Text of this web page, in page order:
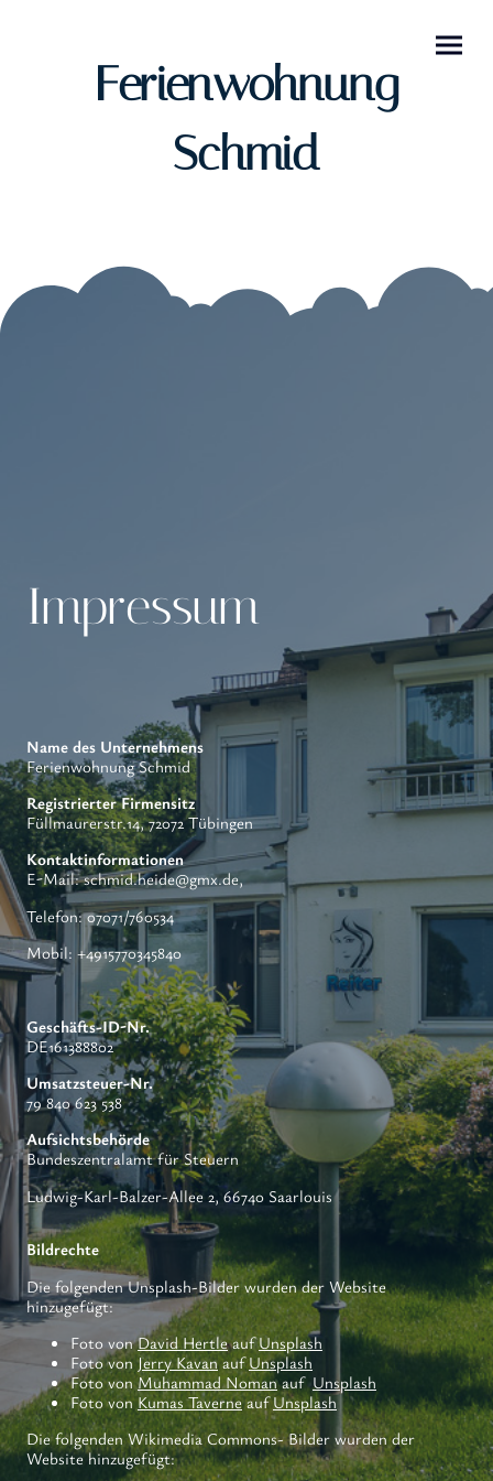
Ferienwohnung
Schmid
Impressum
Name des Unternehmens
Ferienwohnung Schmid
Registrierter Firmensitz
Füllmaurerstr.14, 72072 Tübingen
Kontaktinformationen
E-Mail: schmid.heide@gmx.de,
Telefon: 07071/760534
Mobil: +4915770345840
Geschäfts-ID-Nr.
DE161388802
Umsatzsteuer-Nr.
79 840 623 538
Aufsichtsbehörde
Bundeszentralamt für Steuern
Ludwig-Karl-Balzer-Allee 2, 66740 Saarlouis
Bildrechte
Die folgenden Unsplash-Bilder wurden der Website
hinzugefügt:
Foto vonDavid HertleaufUnsplash
Foto von Jerry KavanaufUnsplash
Foto vonMuhammad Nomanauf Unsplash
Foto vonKumas TaverneaufUnsplash
Die folgenden Wikimedia Commons- Bilder wurden der
Website hinzugefügt: